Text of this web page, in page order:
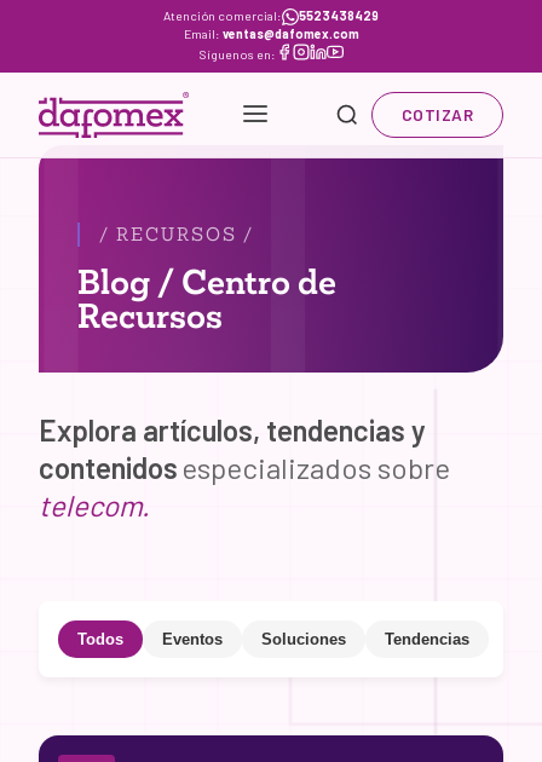
content
Atención comercial:
5523438429
Email: ventas@dafomex.com
Síguenos en:
COTIZAR
/ RECURSOS /
Blog / Centro de
Recursos
Explora artículos, tendencias y
contenidos especializados sobre
telecom.
Todos Eventos Soluciones Tendencias